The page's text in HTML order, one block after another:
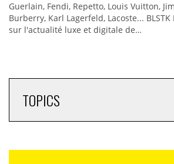
Guerlain, Fendi, Repetto, Louis Vuitton,
Burberry, Karl Lagerfeld, Lacoste...
sur l'actualité luxe et digitale de…
TOPICS